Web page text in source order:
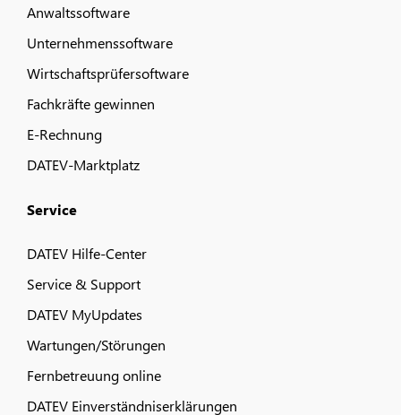
Anwaltssoftware
Unternehmenssoftware
Wirtschaftsprüfersoftware
Fachkräfte gewinnen
E-Rechnung
DATEV-Marktplatz
Service
DATEV Hilfe-Center
Service & Support
DATEV MyUpdates
Wartungen/Störungen
Fernbetreuung online
DATEV Einverständniserklärungen